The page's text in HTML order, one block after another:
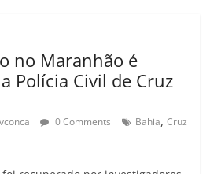
no Maranhão é
Polícia Civil de Cruz
0 Comments Bahia,Cruz